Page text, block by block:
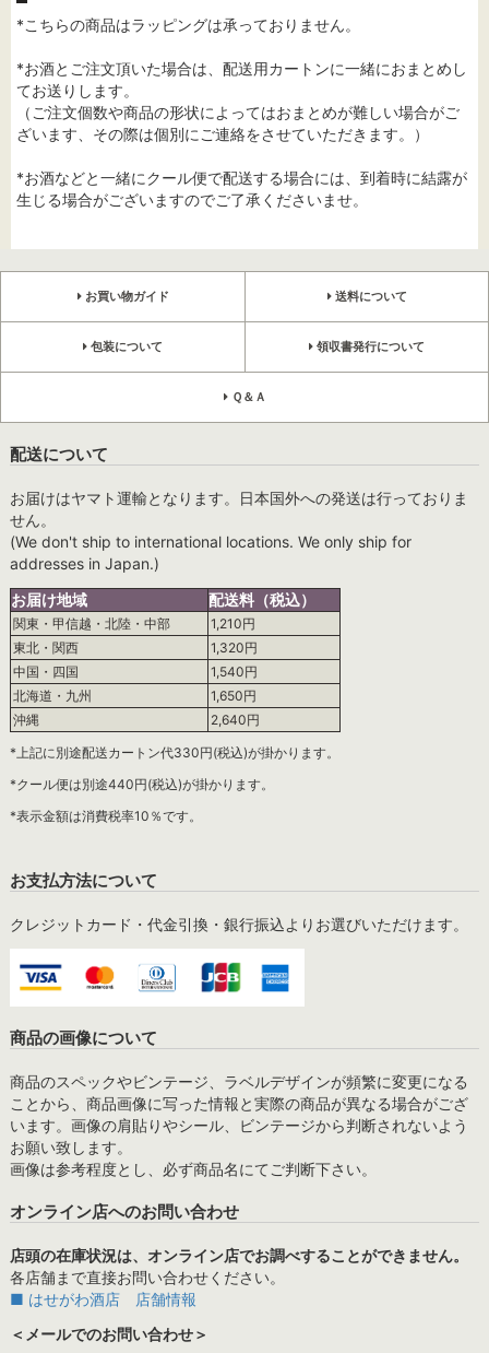
*こちらの商品はラッピングは承っておりません。
*お酒とご注文頂いた場合は、配送用カートンに一緒におまとめし
てお送りします。
（ご注文個数や商品の形状によってはおまとめが難しい場合がご
ざいます、その際は個別にご連絡をさせていただきます。）
*お酒などと一緒にクール便で配送する場合には、到着時に結露が
生じる場合がございますのでご了承くださいませ。
お買い物ガイド 送料について
包装について 領収書発行について
Ｑ＆Ａ
配送について
お届けはヤマト運輸となります。日本国外への発送は行っておりま
せん。
(We don't ship to international locations. We only ship for
addresses in Japan.)
お届け地域
配送料（税込）
関東・甲信越・北陸・中部
1,210円
東北・関西
1,320円
中国・四国
1,540円
北海道・九州
1,650円
沖縄
2,640円
*上記に別途配送カートン代330円(税込)が掛かります。
*クール便は別途440円(税込)が掛かります。
*表示金額は消費税率10％です。
お支払方法について
クレジットカード・代金引換・銀行振込よりお選びいただけます。
商品の画像について
商品のスペックやビンテージ、ラベルデザインが頻繁に変更になる
ことから、商品画像に写った情報と実際の商品が異なる場合がござ
います。画像の肩貼りやシール、ビンテージから判断されないよう
お願い致します。
画像は参考程度とし、必ず商品名にてご判断下さい。
オンライン店へのお問い合わせ
店頭の在庫状況は、オンライン店でお調べすることができません。
各店舗まで直接お問い合わせください。
■ はせがわ酒店 店舗情報
＜メールでのお問い合わせ＞